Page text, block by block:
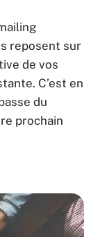
reposent sur
de vos
C’est en
du
prochain